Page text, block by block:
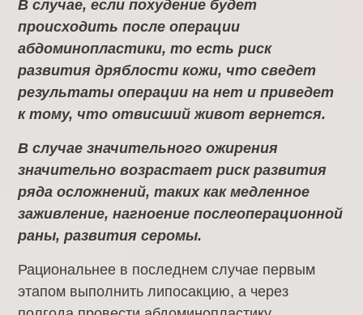
В случае, если похудение будет
происходить после операции
абдоминопластики, то есть риск
развития дряблости кожи, что сведет
результаты операции на нет и приведет
к тому, что отвисший живот вернется.
В случае значительного ожирения
значительно возрастает риск развития
ряда осложнений, таких как медленное
заживление, нагноение послеоперационной
раны, развития серомы.
Рациональнее в последнем случае первым
этапом выполнить липосакцию, а через